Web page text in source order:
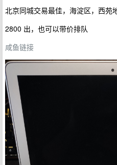
北京同城交易最佳，海淀区，西苑
2800 出，也可以带价排队
咸鱼链接